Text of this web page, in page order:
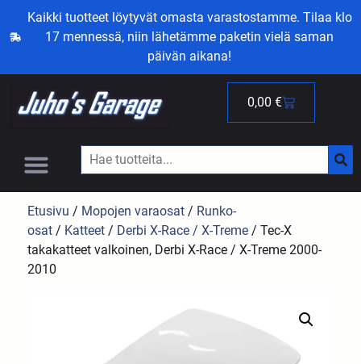
Kaikki tuotteet löytyvät omasta varastostamme. Tilaa klo
17 mennessä, niin lähetämme paketin vielä saman
päivän aikana!
0,00 €
Etusivu / Mopojen varaosat / Runko-
osat / Katteet / Derbi X-Race / X-Treme / Tec-X
takakatteet valkoinen, Derbi X-Race / X-Treme 2000-
2010